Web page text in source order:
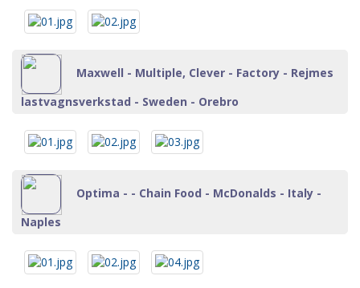
Maxwell - Multiple, Clever - Factory - Rejmes
lastvagnsverkstad - Sweden - Orebro
Optima - - Chain Food - McDonalds - Italy -
Naples